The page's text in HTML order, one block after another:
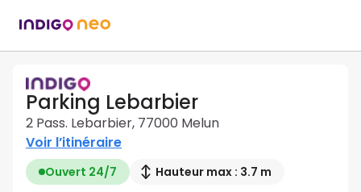
Parking Lebarbier
2 Pass. Lebarbier, 77000 Melun
Voir l’itinéraire
Ouvert 24/7 Hauteur max : 3.7 m